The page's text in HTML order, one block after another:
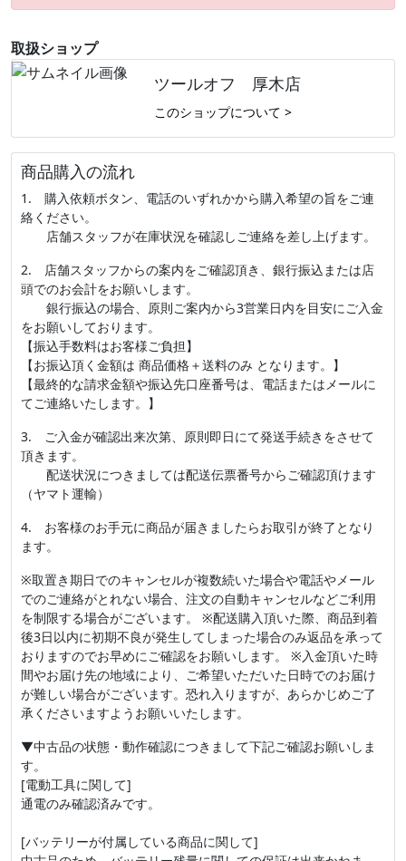
取扱ショップ
ツールオフ 厚木店
このショップについて >
商品購入の流れ
1. 購入依頼ボタン、電話のいずれかから購入希望の旨をご連
絡ください。
店舗スタッフが在庫状況を確認しご連絡を差し上げます。
2. 店舗スタッフからの案内をご確認頂き、銀行振込または店
頭でのお会計をお願いします。
銀行振込の場合、原則ご案内から3営業日内を目安にご入金
をお願いしております。
【振込手数料はお客様ご負担】
【お振込頂く金額は 商品価格＋送料のみ となります。】
【最終的な請求金額や振込先口座番号は、電話またはメールに
てご連絡いたします。】
3. ご入金が確認出来次第、原則即日にて発送手続きをさせて
頂きます。
配送状況につきましては配送伝票番号からご確認頂けます
（ヤマト運輸）
4. お客様のお手元に商品が届きましたらお取引が終了となり
ます。
※取置き期日でのキャンセルが複数続いた場合や電話やメール
でのご連絡がとれない場合、注文の自動キャンセルなどご利用
を制限する場合がございます。 ※配送購入頂いた際、商品到着
後3日以内に初期不良が発生してしまった場合のみ返品を承って
おりますのでお早めにご確認をお願いします。 ※入金頂いた時
間やお届け先の地域により、ご希望いただいた日時でのお届け
が難しい場合がございます。恐れ入りますが、あらかじめご了
承くださいますようお願いいたします。
▼中古品の状態・動作確認につきまして下記ご確認お願いしま
す。
[電動工具に関して]
通電のみ確認済みです。
[バッテリーが付属している商品に関して]